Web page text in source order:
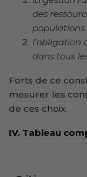
des
populations
l’obligation
dans tous
Forts de ce
mesurer les
de ces choix.
IV. Tableau